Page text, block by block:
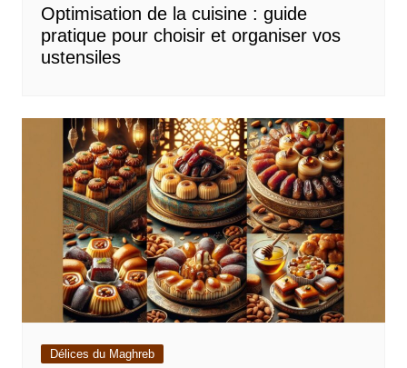
Optimisation de la cuisine : guide
pratique pour choisir et organiser vos
ustensiles
Délices du Maghreb